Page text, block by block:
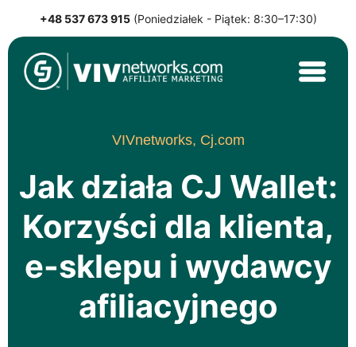
to
content
+48 537 673 915(Poniedziałek - Piątek: 8:30–17:30)
VIVnetworks, Cj.com
Jak działa CJ Wallet:
Korzyści dla klienta,
e-sklepu i wydawcy
afiliacyjnego